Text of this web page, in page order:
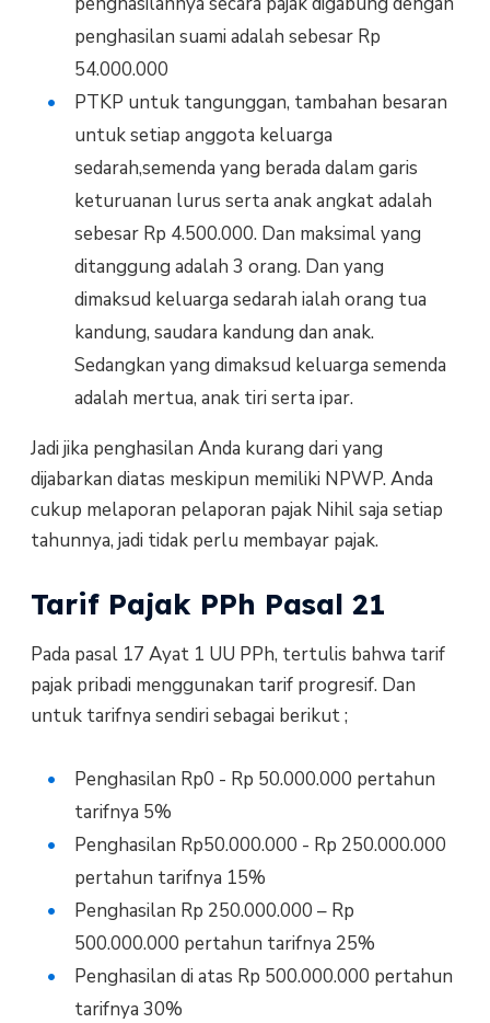
penghasilan suami adalah sebesar Rp
54.000.000
PTKP untuk tangunggan, tambahan besaran
untuk setiap anggota keluarga
sedarah,semenda yang berada dalam garis
keturuanan lurus serta anak angkat adalah
sebesar Rp 4.500.000. Dan maksimal yang
ditanggung adalah 3 orang. Dan yang
dimaksud keluarga sedarah ialah orang tua
kandung, saudara kandung dan anak.
Sedangkan yang dimaksud keluarga semenda
adalah mertua, anak tiri serta ipar.
Jadi jika penghasilan Anda kurang dari yang
dijabarkan diatas meskipun memiliki NPWP. Anda
cukup melaporan pelaporan pajak Nihil saja setiap
tahunnya, jadi tidak perlu membayar pajak.
Tarif Pajak PPh Pasal 21
Pada pasal 17 Ayat 1 UU PPh, tertulis bahwa tarif
pajak pribadi menggunakan tarif progresif. Dan
untuk tarifnya sendiri sebagai berikut ;
Penghasilan Rp0 - Rp 50.000.000 pertahun
tarifnya 5%
Penghasilan Rp50.000.000 - Rp 250.000.000
pertahun tarifnya 15%
Penghasilan Rp 250.000.000 – Rp
500.000.000 pertahun tarifnya 25%
Penghasilan di atas Rp 500.000.000 pertahun
tarifnya 30%